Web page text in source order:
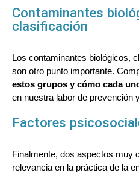
Contaminantes
clasificación
Los contaminantes biológicos,
son otro punto importante.
estos grupos y cómo cada
en nuestra labor de prevención
Factores
Finalmente, dos aspectos muy
relevancia en la práctica de la